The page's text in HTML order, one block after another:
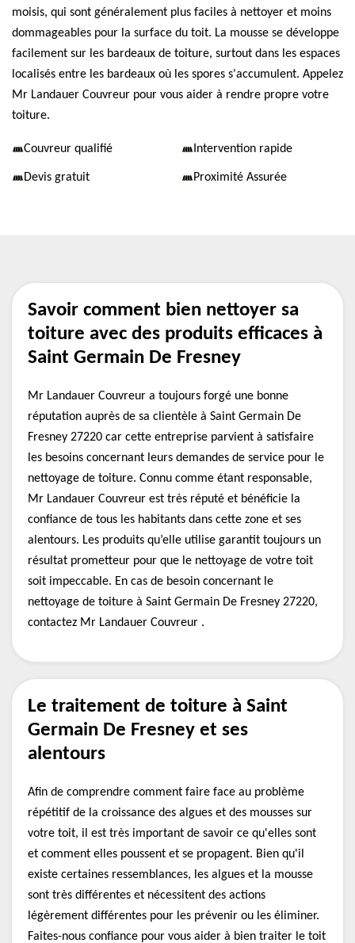
moisis, qui sont généralement plus faciles à nettoyer et moins
dommageables pour la surface du toit. La mousse se développe
facilement sur les bardeaux de toiture, surtout dans les espaces
localisés entre les bardeaux où les spores s'accumulent. Appelez
Mr Landauer Couvreur pour vous aider à rendre propre votre
toiture.
Couvreur qualifié Intervention rapide
Devis gratuit Proximité Assurée
Savoir comment bien nettoyer sa
toiture avec des produits efficaces à
Saint Germain De Fresney
Mr Landauer Couvreur a toujours forgé une bonne
réputation auprès de sa clientèle à Saint Germain De
Fresney 27220 car cette entreprise parvient à satisfaire
les besoins concernant leurs demandes de service pour le
nettoyage de toiture. Connu comme étant responsable,
Mr Landauer Couvreur est très réputé et bénéficie la
confiance de tous les habitants dans cette zone et ses
alentours. Les produits qu’elle utilise garantit toujours un
résultat prometteur pour que le nettoyage de votre toit
soit impeccable. En cas de besoin concernant le
nettoyage de toiture à Saint Germain De Fresney 27220,
contactez Mr Landauer Couvreur .
Le traitement de toiture à Saint
Germain De Fresney et ses
alentours
Afin de comprendre comment faire face au problème
répétitif de la croissance des algues et des mousses sur
votre toit, il est très important de savoir ce qu'elles sont
et comment elles poussent et se propagent. Bien qu'il
existe certaines ressemblances, les algues et la mousse
sont très différentes et nécessitent des actions
légèrement différentes pour les prévenir ou les éliminer.
Faites-nous confiance pour vous aider à bien traiter le toit